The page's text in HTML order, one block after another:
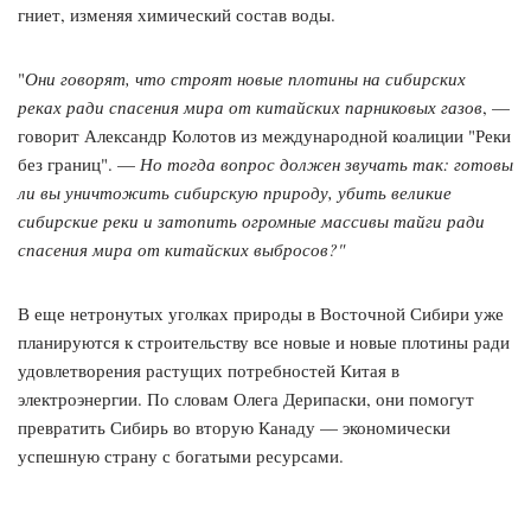
гниет, изменяя химический состав воды.
"Они говорят, что строят новые плотины на сибирских
реках ради спасения мира от китайских парниковых газов, —
говорит Александр Колотов из международной коалиции "Реки
без границ". — Но тогда вопрос должен звучать так: готовы
ли вы уничтожить сибирскую природу, убить великие
сибирские реки и затопить огромные массивы тайги ради
спасения мира от китайских выбросов?"
В еще нетронутых уголках природы в Восточной Сибири уже
планируются к строительству все новые и новые плотины ради
удовлетворения растущих потребностей Китая в
электроэнергии. По словам Олега Дерипаски, они помогут
превратить Сибирь во вторую Канаду — экономически
успешную страну с богатыми ресурсами.